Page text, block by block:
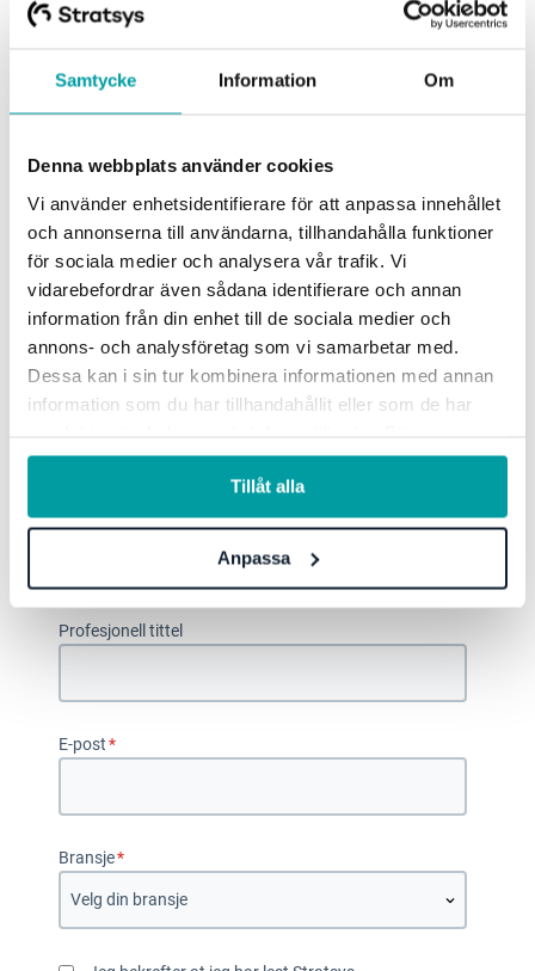
Samtycke Information Om
Denna webbplats använder cookies
Vi använder enhetsidentifierare för att anpassa innehållet
och annonserna till användarna, tillhandahålla funktioner
för sociala medier och analysera vår trafik. Vi
vidarebefordrar även sådana identifierare och annan
information från din enhet till de sociala medier och
annons- och analysföretag som vi samarbetar med.
Dessa kan i sin tur kombinera informationen med annan
information som du har tillhandahållit eller som de har
information, se vårintegritetspolicy.
Tillåt alla
Anpassa
Bestemmer systemgrenser for hva du bør og ikke
Velge riktige utslippsfaktorer for din virksomhet
Last ned guiden
Fornavn *
Etternavn*
Profesjonell tittel
E-post *
Bransje*